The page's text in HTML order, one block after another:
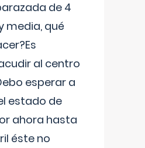
de 4
media, qué
al centro
esperar a
estado de
ahora hasta
éste no